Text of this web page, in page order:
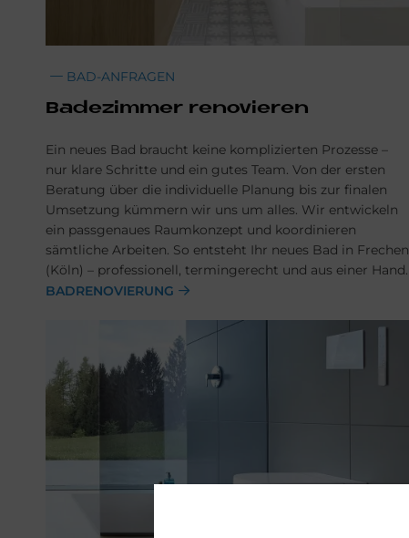
BAD-ANFRAGEN
Ba­de­zim­mer re­no­vie­ren
Ein neues Bad braucht keine komplizierten Prozesse –
nur klare Schritte und ein gutes Team. Von der ersten
Beratung über die individuelle Planung bis zur finalen
Umsetzung kümmern wir uns um alles. Wir entwickeln
ein passgenaues Raumkonzept und koordinieren
sämtliche Arbeiten. So entsteht Ihr neues Bad in Frechen
(Köln) – professionell, termingerecht und aus einer Hand.
BADRENOVIERUNG